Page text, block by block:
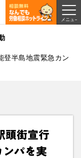
登半島地震緊急カン
頭街宣行
パを実